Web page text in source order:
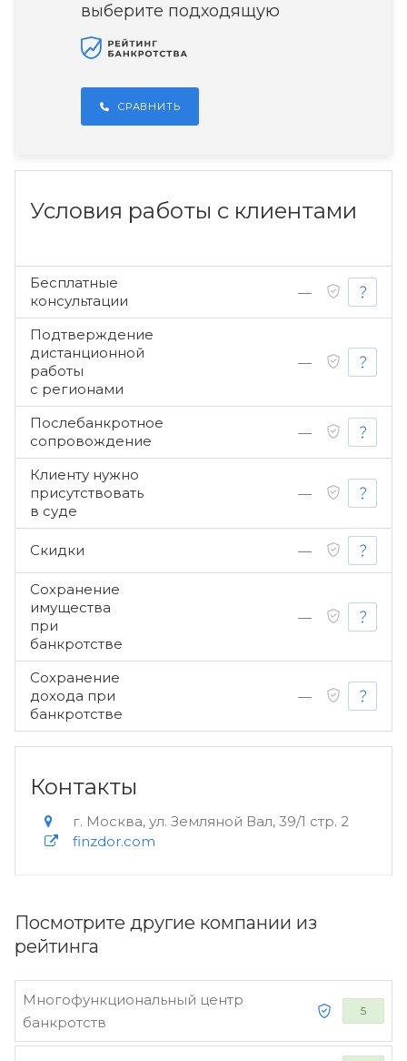
Посмотрите другие компании из
рейтинга
Многофункциональный центр
банкротств
5
выберите подходящую
СРАВНИТЬ
Условия работы с клиентами
Бесплатные
консультации
—
Подтверждение
дистанционной
работы
с регионами
—
Послебанкротное
сопровождение
—
Клиенту нужно
присутствовать
в суде
—
Скидки —
Сохранение
имущества
при
банкротстве
—
Сохранение
дохода при
банкротстве
—
Контакты
г. Москва, ул. Земляной Вал, 39/1 стр. 2
finzdor.com